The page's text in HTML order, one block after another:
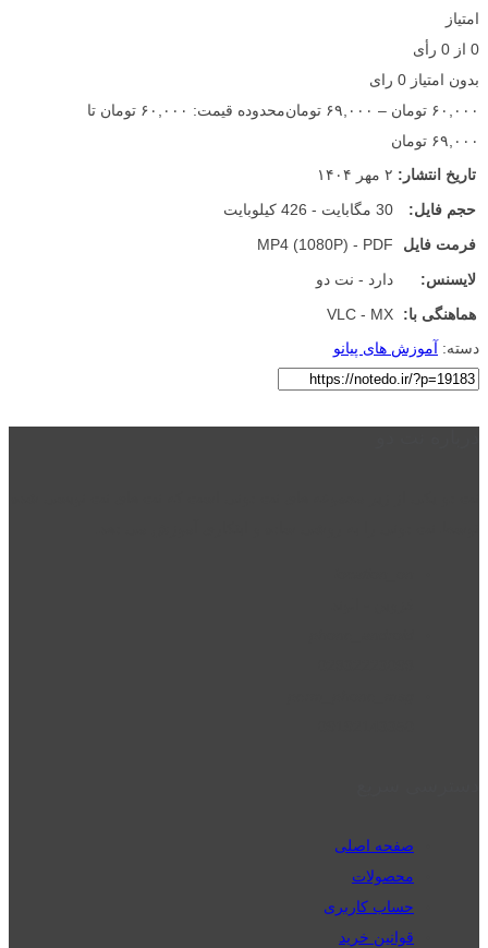
امتیاز
0 از 0 رأی
بدون امتیاز 0 رای
۶۰,۰۰۰ تومان – ۶۹,۰۰۰ تومان
محدوده قیمت: ۶۰,۰۰۰ تومان تا
۶۹,۰۰۰ تومان
تاریخ انتشار: ۲ مهر ۱۴۰۴
حجم فایل:
30 مگابایت - 426 کیلوبایت
فرمت فایل
MP4 (1080P) - PDF
لایسنس:
دارد - نت دو
هماهنگی با:
VLC - MX
دسته: آموزش های پیانو
صفحه اصلی
محصولات
حساب کاربری
قوانین خرید